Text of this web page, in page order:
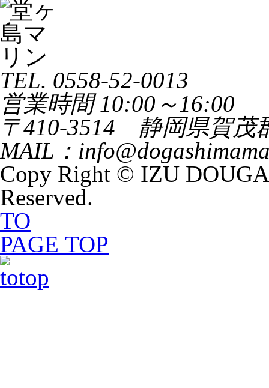
TEL. 0558-52-0013
営業時間 10:00～16:00
〒410-3514 静岡県賀茂
MAIL：
Copy Right © IZU
Reserved.
TO
PAGE TOP